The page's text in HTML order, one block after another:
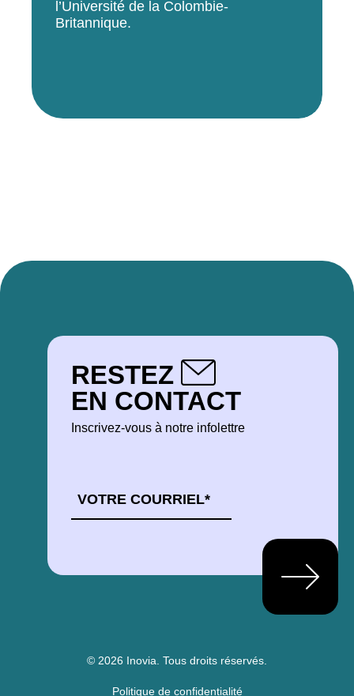
l’Université de la Colombie-
Britannique.
RESTEZ
EN CONTACT
Inscrivez-vous à notre infolettre
*
© 2026 Inovia. Tous droits réservés.
Politique de confidentialité